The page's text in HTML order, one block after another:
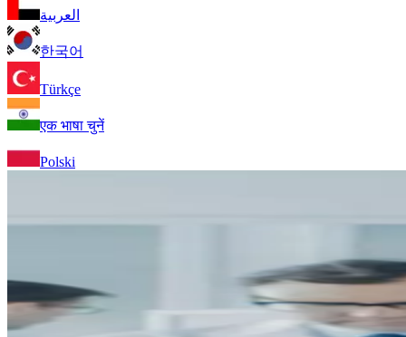
العربية
한국어
Türkçe
एक भाषा चुनें
Polski